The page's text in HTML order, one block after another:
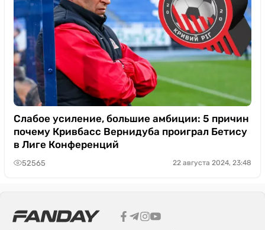
Слабое усиление, большие амбиции: 5 причин
почему Кривбасс Вернидуба проиграл Бетису
в Лиге Конференций
52565 22 августа 2024, 23:48